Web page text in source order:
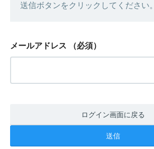
送信ボタンをクリックしてください。
メールアドレス （必須）
ログイン画面に戻る